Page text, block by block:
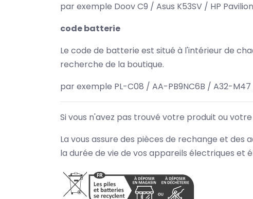
par exemple Doov C9 / Asus K53SV / HP
code batterie
Le code de batterie est situé à l'intérieur de
recherche de la boutique.
par exemple PL-C08 / AA-PB9NC6B / A32-M47
Si vous n'avez pas trouvé votre produit ou
La vous assure des pièces de rechange et
la durée de vie de vos appareils électriques